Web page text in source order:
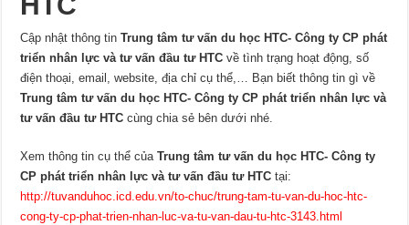
Cập nhật thông tinTrung tâm tư vấn du học HTC- Công ty CP phát
triển nhân lực và tư vấn đầu tư HTC về tình trạng hoạt động, số
điện thoại, email, website, địa chỉ cụ thể,… Bạn biết thông tin gì về
Trung tâm tư vấn du học HTC- Công ty CP phát triển nhân lực và
tư vấn đầu tư HTC cùng chia sẻ bên dưới nhé.
Xem thông tin cụ thể củaTrung tâm tư vấn du học HTC- Công ty
CP phát triển nhân lực và tư vấn đầu tư HTC tại:
http://tuvanduhoc.icd.edu.vn/to-chuc/trung-tam-tu-van-du-hoc-htc-
cong-ty-cp-phat-trien-nhan-luc-va-tu-van-dau-tu-htc-3143.html